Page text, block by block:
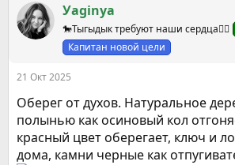
к
ц
и
Уaginya
🐎Тыгыдык требуют наши сердца❤️‍🔥
Капитан новой цели
21 Окт 2025
Оберег от духов. Натуральное
полынью как осиновый кол
красный цвет оберегает, ключ и
дома, камни черные как